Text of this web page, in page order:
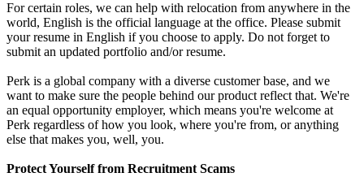
For certain roles, we can help with relocation from anywhere in the
world, English is the official language at the office. Please submit
your resume in English if you choose to apply. Do not forget to
submit an updated portfolio and/or resume.
Perk is a global company with a diverse customer base, and we
want to make sure the people behind our product reflect that. We're
an equal opportunity employer, which means you're welcome at
Perk regardless of how you look, where you're from, or anything
else that makes you, well, you.
Protect Yourself from Recruitment Scams